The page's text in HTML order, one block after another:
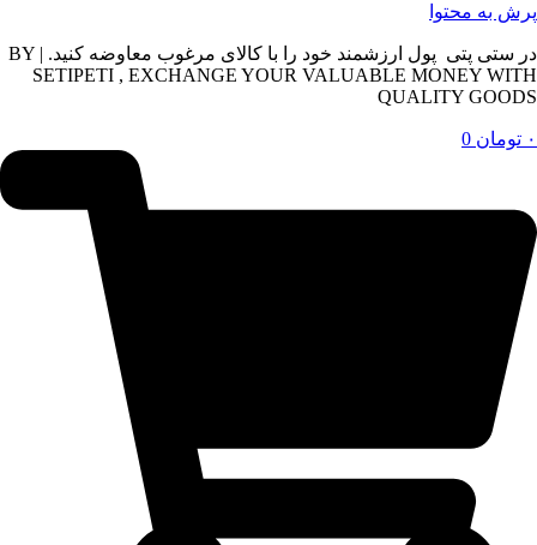
پرش به محتوا
در ستی پتی پول ارزشمند خود را با کالای مرغوب معاوضه کنید. | BY
SETIPETI , EXCHANGE YOUR VALUABLE MONEY WITH
QUALITY GOODS
۰ تومان 0